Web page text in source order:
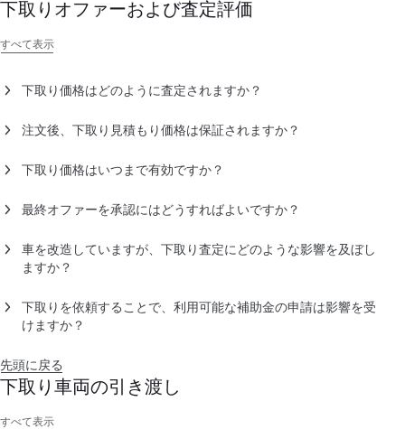
た場合、下取り車両の詳細がTesla アカウントに事前に入力さ
印鑑証明書（原本）
所有権が他社についている場合など上記以外にも追加で必要な
書類がある場合もあります。
下取りオファーおよび査定評価
すべて表示
下取り価格はどのように査定されますか？
ーからの市場データに基づいて決定され、可能な限り最高レベ
Tesla車両の下取り価格は、車両の仕様、事故/修復履歴、走行
データならびに社内におけるTesla製品に関する知識の両方に基
注文後、下取り見積もり価格は保証されますか？
効期限は30日間となります。
保持するよう努めますが、車両の状態の更新、走行距離の増
などにより、最終的なオファー価格が変更される場合がありま
す。
下取り価格はいつまで有効ですか？
お見積もり金額を電子メールで受け取った日から30日間有効で
ご注文後、下取り価格の最終オファーの有効期限は、60日間ま
たは追加走行距離2,000kmまでとなります。最終オファーの有
ーの価格を再査定するために、下取り車両ならびに走行距離の
値を確認できる最新の写真をお願いする場合があります。
最終オファーを承認にはどうすればよいですか？
以内に「同意する」を選択してください。
車を改造していますが、下取り査定にどのような影響を及ぼし
ますか？
車両はメーカー純正の状態が理想的です。
下取りを依頼することで、利用可能な補助金の申請は影響を受
けますか？
けません。
先頭に戻る
下取り車両の引き渡し
すべて表示